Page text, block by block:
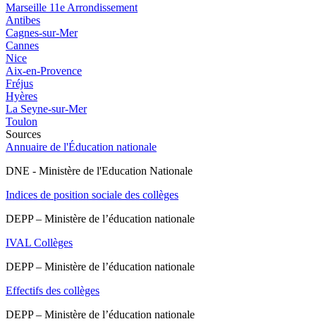
Marseille 11e Arrondissement
Antibes
Cagnes-sur-Mer
Cannes
Nice
Aix-en-Provence
Fréjus
Hyères
La Seyne-sur-Mer
Toulon
Sources
Annuaire de l'Éducation nationale
DNE - Ministère de l'Education Nationale
Indices de position sociale des collèges
DEPP – Ministère de l’éducation nationale
IVAL Collèges
DEPP – Ministère de l’éducation nationale
Effectifs des collèges
DEPP – Ministère de l’éducation nationale